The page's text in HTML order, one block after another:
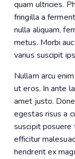
quam ultricies.
fringilla a
nulla aliquam,
metus. Morbi
varius suscipit
Nullam arcu
ut eros. In ante
amet justo.
egestas risus a
suscipit posuere
efficitur
hendrerit ex